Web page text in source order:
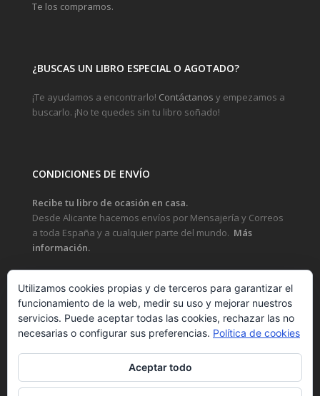
Te los compramos.
¿BUSCAS UN LIBRO ESPECIAL O AGOTADO?
¡Te ayudamos a encontrarlo! Contáctanos y empezamos a
buscarlo. ¡No te quedes sin tu libro soñado!
CONDICIONES DE ENVÍO
Recibe tu libro de ocasión en casa.
Desde Alicante hacemos envíos por Mensajería y Correos
a toda España y a cualquier parte del mundo. Más
información.
LEGAL
POLÍTICA DE PRIVACIDAD Y PROTECCIÓN DE DATOS
Utilizamos cookies propias y de terceros para garantizar el
funcionamiento de la web, medir su uso y mejorar nuestros
servicios. Puede aceptar todas las cookies, rechazar las no
necesarias o configurar sus preferencias. Política de cookies
Aceptar todo